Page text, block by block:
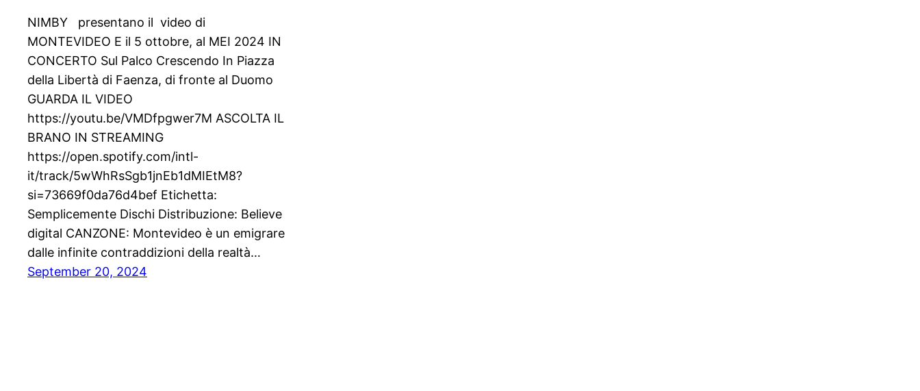
NIMBY presentano il video di
MONTEVIDEO E il 5 ottobre, al MEI 2024 IN
CONCERTO Sul Palco Crescendo In Piazza
della Libertà di Faenza, di fronte al Duomo
GUARDA IL VIDEO
https://youtu.be/VMDfpgwer7M ASCOLTA IL
BRANO IN STREAMING
https://open.spotify.com/intl-
it/track/5wWhRsSgb1jnEb1dMIEtM8?
si=73669f0da76d4bef Etichetta:
Semplicemente Dischi Distribuzione: Believe
digital CANZONE: Montevideo è un emigrare
dalle infinite contraddizioni della realtà…
September 20, 2024